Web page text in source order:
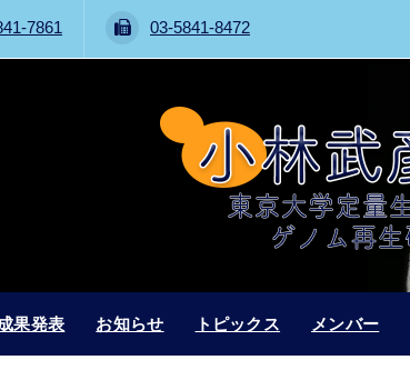
7861 03-5841-8472
果発表 お知らせ トピックス メンバー